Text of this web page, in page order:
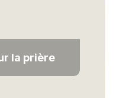
la prière